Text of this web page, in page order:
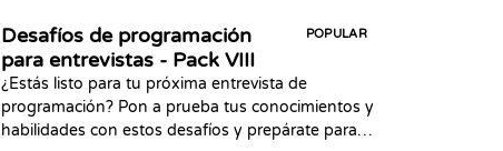
Desafíos de programación
para entrevistas - Pack VIII
POPULAR
¿Estás listo para tu próxima entrevista de
programación? Pon a prueba tus conocimientos y
habilidades con estos desafíos y prepárate para